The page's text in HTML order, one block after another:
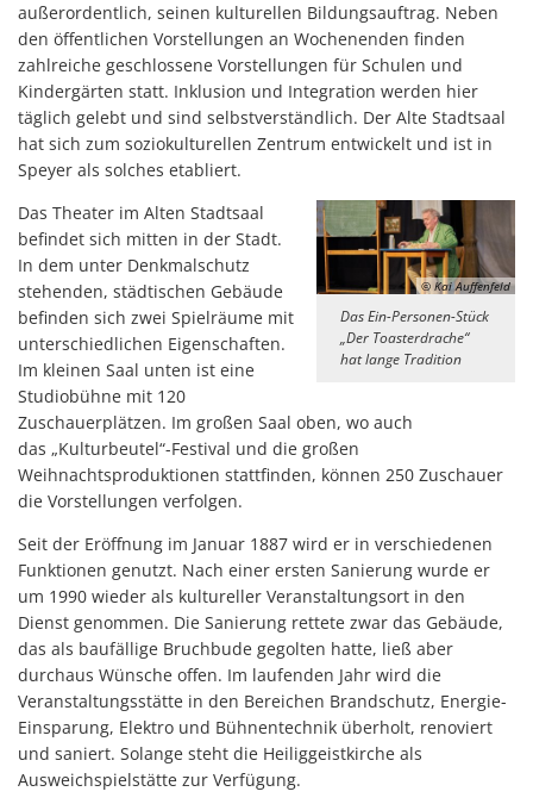
außerordentlich, seinen kulturellen Bildungsauftrag. Neben
den öffentlichen Vorstellungen an Wochenenden finden
zahlreiche geschlossene Vorstellungen für Schulen und
Kindergärten statt. Inklusion und Integration werden hier
täglich gelebt und sind selbstverständlich. Der Alte Stadtsaal
hat sich zum soziokulturellen Zentrum entwickelt und ist in
Speyer als solches etabliert.
© Kai Auffenfeld
Das Ein-Personen-Stück
„Der Toasterdrache“
hat lange Tradition
Das Theater im Alten Stadtsaal
befindet sich mitten in der Stadt.
In dem unter Denkmalschutz
stehenden, städtischen Gebäude
befinden sich zwei Spielräume mit
unterschiedlichen Eigenschaften.
Im kleinen Saal unten ist eine
Studiobühne mit 120
Zuschauerplätzen. Im großen Saal oben, wo auch
das „Kulturbeutel“-Festival und die großen
Weihnachtsproduktionen stattfinden, können 250 Zuschauer
die Vorstellungen verfolgen.
Seit der Eröffnung im Januar 1887 wird er in verschiedenen
Funktionen genutzt. Nach einer ersten Sanierung wurde er
um 1990 wieder als kultureller Veranstaltungsort in den
Dienst genommen. Die Sanierung rettete zwar das Gebäude,
das als baufällige Bruchbude gegolten hatte, ließ aber
durchaus Wünsche offen. Im laufenden Jahr wird die
Veranstaltungsstätte in den Bereichen Brandschutz, Energie-
Einsparung, Elektro und Bühnentechnik überholt, renoviert
und saniert. Solange steht die Heiliggeistkirche als
Ausweichspielstätte zur Verfügung.